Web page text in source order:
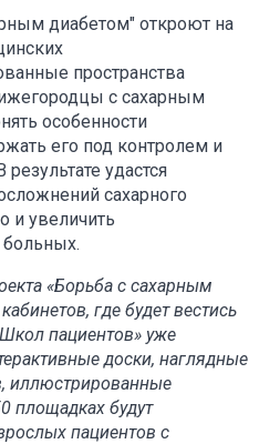
диабетом" откроют на
пространства
с сахарным
особенности
его под контролем и
удастся
сахарного
и увеличить
«Борьба с сахарным
где будет вестись
пациентов» уже
доски, наглядные
иллюстрированные
площадках будут
пациентов с